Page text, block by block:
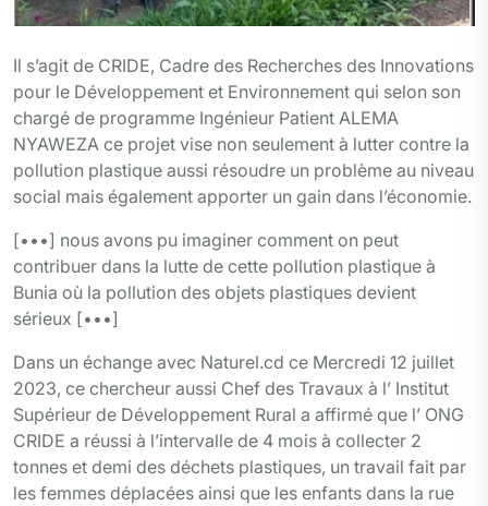
Il s’agit de CRIDE, Cadre des Recherches des Innovations
pour le Développement et Environnement qui selon son
chargé de programme Ingénieur Patient ALEMA
NYAWEZA ce projet vise non seulement à lutter contre la
pollution plastique aussi résoudre un problème au niveau
social mais également apporter un gain dans l’économie.
[•••] nous avons pu imaginer comment on peut
contribuer dans la lutte de cette pollution plastique à
Bunia où la pollution des objets plastiques devient
sérieux [•••]
Dans un échange avec Naturel.cd ce Mercredi 12 juillet
2023, ce chercheur aussi Chef des Travaux à l’ Institut
Supérieur de Développement Rural a affirmé que l’ ONG
CRIDE a réussi à l’intervalle de 4 mois à collecter 2
tonnes et demi des déchets plastiques, un travail fait par
les femmes déplacées ainsi que les enfants dans la rue